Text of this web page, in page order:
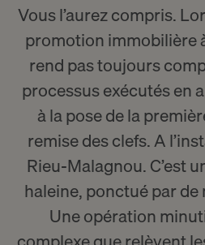
Vous l’aurez compris.
promotion immobilière
rend pas toujours
processus exécutés en
à la pose de la
remise des clefs. A
Rieu-Malagnou. C’est
haleine, ponctué par
Une opération